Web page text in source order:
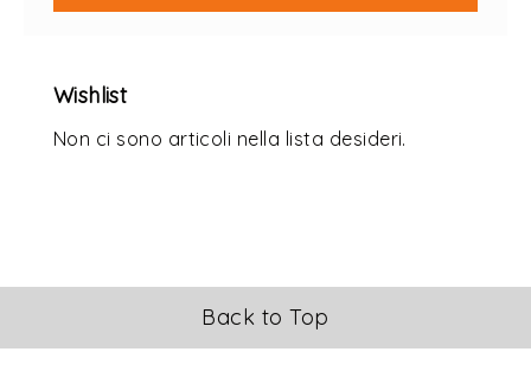
Wishlist
Non ci sono articoli nella lista desideri.
Back to Top